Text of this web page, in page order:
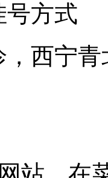
号方式
西宁